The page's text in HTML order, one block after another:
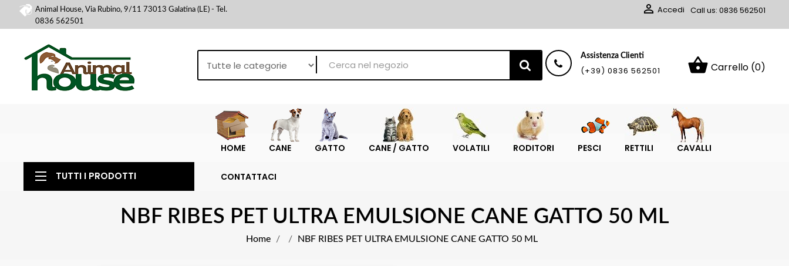
Animal House, Via Rubino, 9/11 73013 Galatina (LE) - Tel.
0836 562501
 Accedi Call us: 0836 562501
shopping_basket Carrello (0)
Assistenza Clienti
(+39) 0836 562501
HOME CANE GATTO CANE / GATTO VOLATILI RODITORI PESCI RETTILI CAVALLI
CONTATTACI
TUTTI I PRODOTTI
NBF RIBES PET ULTRA EMULSIONE CANE GATTO 50 ML
Home NBF RIBES PET ULTRA EMULSIONE CANE GATTO 50 ML